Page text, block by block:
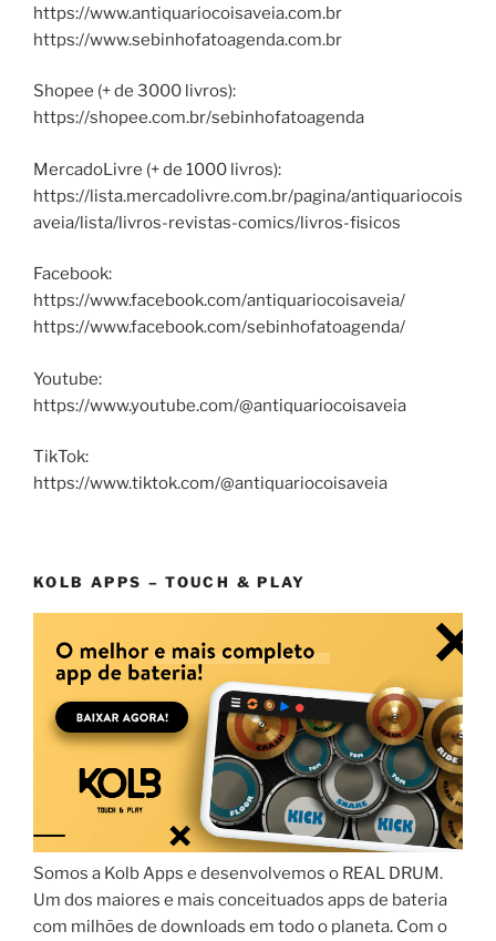
https://www.antiquariocoisaveia.com.br
https://www.sebinhofatoagenda.com.br
Shopee (+ de 3000 livros):
https://shopee.com.br/sebinhofatoagenda
MercadoLivre (+ de 1000 livros):
https://lista.mercadolivre.com.br/pagina/antiquariocois
aveia/lista/livros-revistas-comics/livros-fisicos
Facebook:
https://www.facebook.com/antiquariocoisaveia/
https://www.facebook.com/sebinhofatoagenda/
Youtube:
https://www.youtube.com/@antiquariocoisaveia
TikTok:
https://www.tiktok.com/@antiquariocoisaveia
KOLB APPS – TOUCH & PLAY
Somos a Kolb Apps e desenvolvemos o REAL DRUM.
Um dos maiores e mais conceituados apps de bateria
com milhões de downloads em todo o planeta. Com o